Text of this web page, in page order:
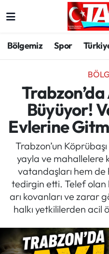
Bölgemiz Spor
Büyüyor!
Evlerine
Trabzon’un
yayla ve mahallelere
vatandaşları hem
tedirgin etti. Telef
arı kovanları ve zarar
halkı yetkililerden acil
Spor
Türkiye
Kültür/Sanat
Politika
Politik Kulis
Dünya
Magazin
Mektup Galeri
Trabzon Hava
Trabzon Trafik
Süper Lig Puan
Tüm Manşetler
Son Dakika Haberleri
Haber Arşivi